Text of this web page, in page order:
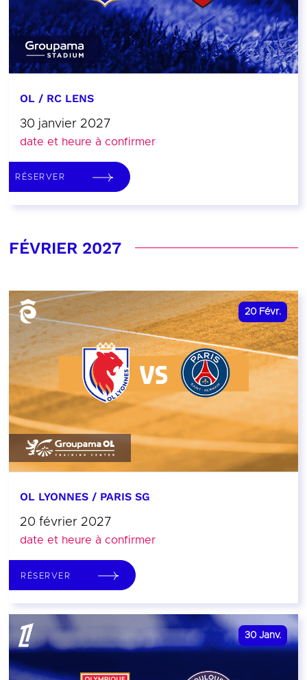
OL / RC LENS
30 janvier 2027
date et heure à confirmer
RÉSERVER
FÉVRIER 2027
20 Févr.
OL LYONNES / PARIS SG
20 février 2027
date et heure à confirmer
RÉSERVER
30 Janv.